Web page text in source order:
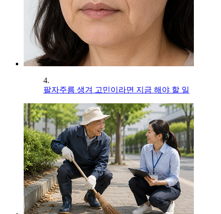
4.
팔자주름 생겨 고민이라면 지금 해야 할 일